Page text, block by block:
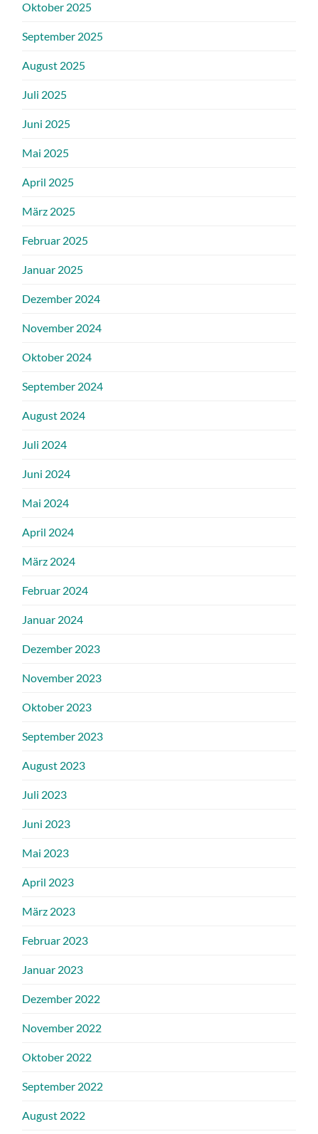
Oktober 2025
September 2025
August 2025
Juli 2025
Juni 2025
Mai 2025
April 2025
März 2025
Februar 2025
Januar 2025
Dezember 2024
November 2024
Oktober 2024
September 2024
August 2024
Juli 2024
Juni 2024
Mai 2024
April 2024
März 2024
Februar 2024
Januar 2024
Dezember 2023
November 2023
Oktober 2023
September 2023
August 2023
Juli 2023
Juni 2023
Mai 2023
April 2023
März 2023
Februar 2023
Januar 2023
Dezember 2022
November 2022
Oktober 2022
September 2022
August 2022